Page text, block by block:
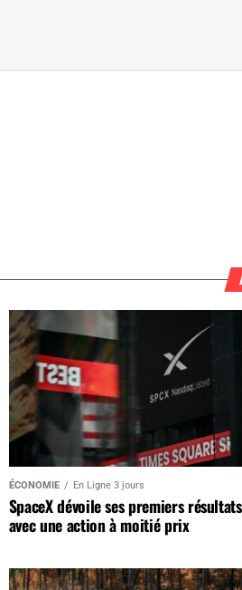
ÉCONOMIE En Ligne 3 jours
SpaceX dévoile ses premiers résultats
avec une action à moitié prix